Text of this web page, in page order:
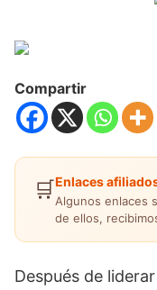
Compartir
🛒Enlaces
Algunos enlaces
de ellos,
Después de